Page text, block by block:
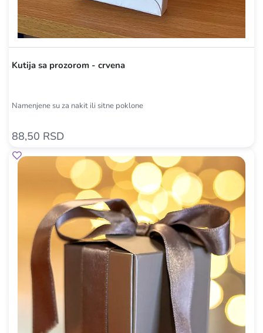
Kutija sa prozorom - crvena
Namenjene su za nakit ili sitne poklone
88,50 RSD